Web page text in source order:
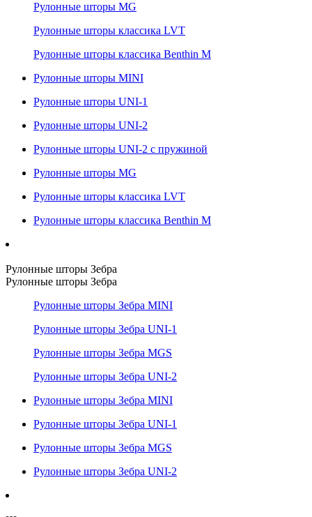
Рулонные шторы MG
Рулонные шторы классика LVT
Рулонные шторы классика Benthin M
Рулонные шторы MINI
Рулонные шторы UNI-1
Рулонные шторы UNI-2
Рулонные шторы UNI-2 с пружиной
Рулонные шторы MG
Рулонные шторы классика LVT
Рулонные шторы классика Benthin M
Рулонные шторы Зебра
Рулонные шторы Зебра
Рулонные шторы Зебра MINI
Рулонные шторы Зебра UNI-1
Рулонные шторы Зебра MGS
Рулонные шторы Зебра UNI-2
Рулонные шторы Зебра MINI
Рулонные шторы Зебра UNI-1
Рулонные шторы Зебра MGS
Рулонные шторы Зебра UNI-2